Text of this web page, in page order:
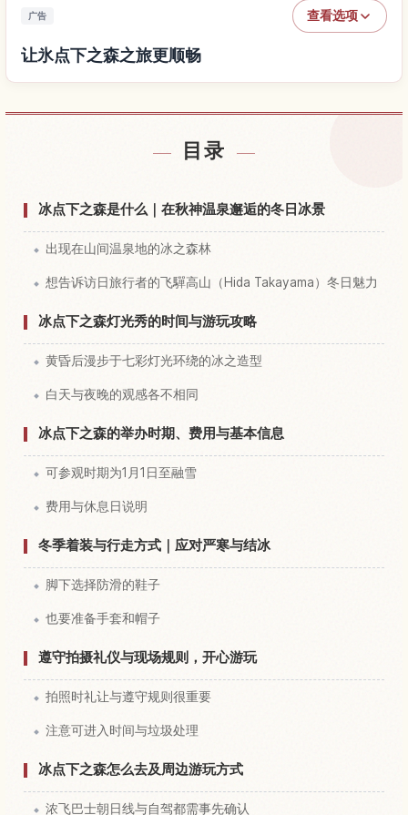
广告 查看选项
让氷点下之森之旅更顺畅
目录
冰点下之森是什么｜在秋神温泉邂逅的冬日冰景
出现在山间温泉地的冰之森林
想告诉访日旅行者的飞驒高山（Hida Takayama）冬日魅力
冰点下之森灯光秀的时间与游玩攻略
黄昏后漫步于七彩灯光环绕的冰之造型
白天与夜晚的观感各不相同
冰点下之森的举办时期、费用与基本信息
可参观时期为1月1日至融雪
费用与休息日说明
冬季着装与行走方式｜应对严寒与结冰
脚下选择防滑的鞋子
也要准备手套和帽子
遵守拍摄礼仪与现场规则，开心游玩
拍照时礼让与遵守规则很重要
注意可进入时间与垃圾处理
冰点下之森怎么去及周边游玩方式
浓飞巴士朝日线与自驾都需事先确认